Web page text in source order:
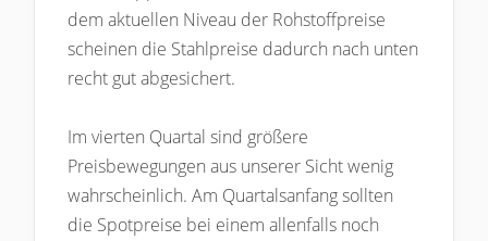
dem aktuellen Niveau der Rohstoffpreise
scheinen die Stahlpreise dadurch nach unten
recht gut abgesichert.
Im vierten Quartal sind größere
Preisbewegungen aus unserer Sicht wenig
wahrscheinlich. Am Quartalsanfang sollten
die Spotpreise bei einem allenfalls noch